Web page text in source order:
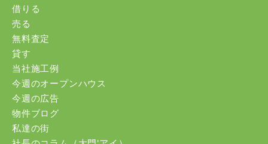
借りる
売る
無料査定
貸す
当社施工例
今週のオープンハウス
今週の広告
物件ブログ
私達の街